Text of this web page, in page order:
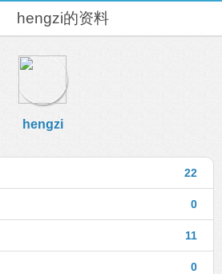
hengzi的资料
hengzi
22
0
11
0